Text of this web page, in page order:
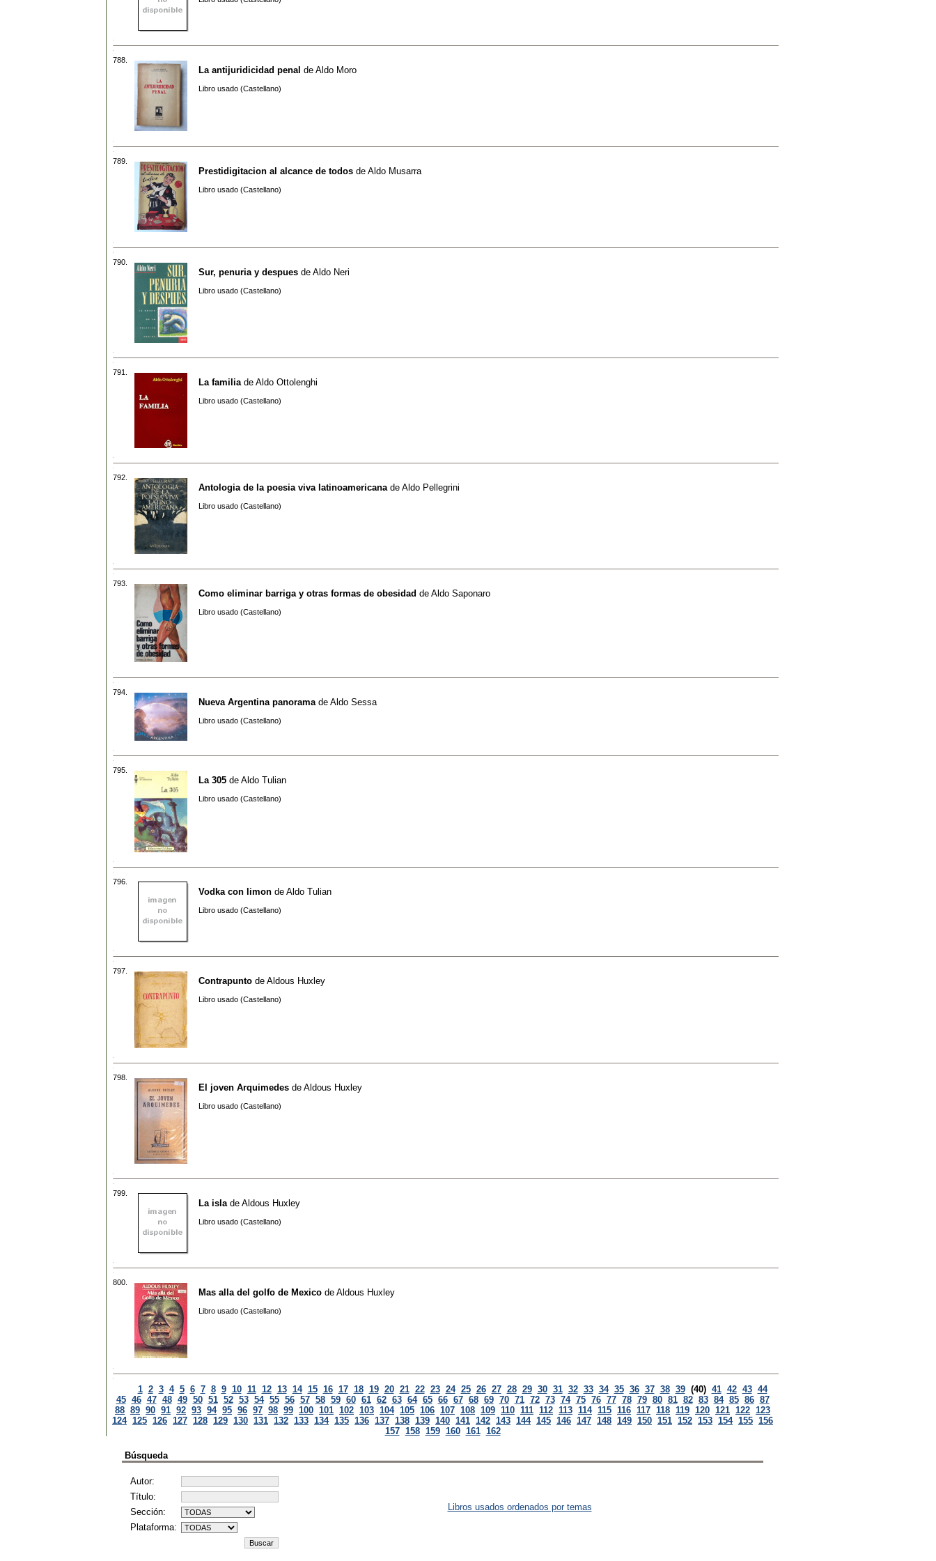
788.
La antijuridicidad penal de Aldo Moro
Libro usado (Castellano)
789.
Prestidigitacion al alcance de todos de Aldo Musarra
Libro usado (Castellano)
790.
Sur, penuria y despues de Aldo Neri
Libro usado (Castellano)
791.
La familia de Aldo Ottolenghi
Libro usado (Castellano)
792.
Antologia de la poesia viva latinoamericana de Aldo Pellegrini
Libro usado (Castellano)
793.
Como eliminar barriga y otras formas de obesidad de Aldo Saponaro
Libro usado (Castellano)
794.
Nueva Argentina panorama de Aldo Sessa
Libro usado (Castellano)
795.
La 305 de Aldo Tulian
Libro usado (Castellano)
796.
Vodka con limon de Aldo Tulian
Libro usado (Castellano)
797.
Contrapunto de Aldous Huxley
Libro usado (Castellano)
798.
El joven Arquimedes de Aldous Huxley
Libro usado (Castellano)
799.
La isla de Aldous Huxley
Libro usado (Castellano)
800.
Mas alla del golfo de Mexico de Aldous Huxley
Libro usado (Castellano)
1 2 3 4 5 6 7 8 9 10 11 12 13 14 15 16 17 18 19 20 21 22 23 24 25 26 27 28 29 30 31 32 33 34 35 36 37 38 39 (40) 41 42 43 44
45 46 47 48 49 50 51 52 53 54 55 56 57 58 59 60 61 62 63 64 65 66 67 68 69 70 71 72 73 74 75 76 77 78 79 80 81 82 83 84 85 86 87
88 89 90 91 92 93 94 95 96 97 98 99 100 101 102 103 104 105 106 107 108 109 110 111 112 113 114 115 116 117 118 119 120 121 122 123
124 125 126 127 128 129 130 131 132 133 134 135 136 137 138 139 140 141 142 143 144 145 146 147 148 149 150 151 152 153 154 155 156
157 158 159 160 161 162
Búsqueda
Autor:
Título:
Sección:
Plataforma:
Libros usados ordenados por temas